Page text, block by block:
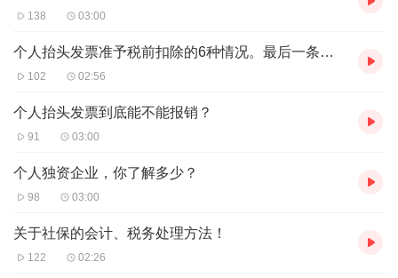
138 03:00
个人抬头发票准予税前扣除的6种情况。最后一条是王炸！
102 02:56
个人抬头发票到底能不能报销？
91 03:00
个人独资企业，你了解多少？
98 03:00
关于社保的会计、税务处理方法！
122 02:26